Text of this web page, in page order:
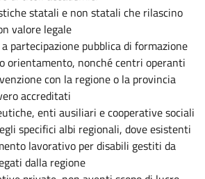
statali e non statali che rilascino
valore legale
partecipazione pubblica di formazione
orientamento, nonché centri operanti
con la regione o la provincia
accreditati
enti ausiliari e cooperative sociali
specifici albi regionali, dove esistenti
lavorativo per disabili gestiti da
dalla regione